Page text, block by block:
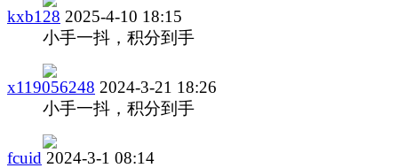
kxb128 2025-4-10 18:15
小手一抖，积分到手
x119056248 2024-3-21 18:26
小手一抖，积分到手
fcuid 2024-3-1 08:14